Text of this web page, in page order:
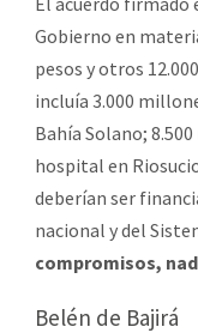
Gobierno en
pesos y otros
incluía 3.000
Bahía Solano;
hospital en
deberían ser
nacional y del
compromisos,
Belén de Bajirá